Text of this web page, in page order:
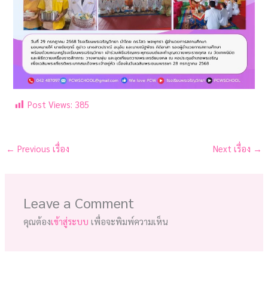
Post Views: 385
← Previous เรื่อง Next เรื่อง →
Leave a Comment
คุณต้องเข้าสู่ระบบ เพื่อจะพิมพ์ความเห็น